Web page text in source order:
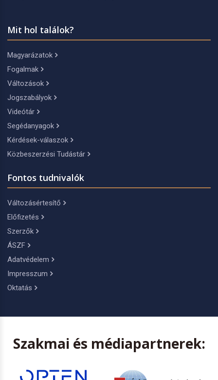
Mit hol találok?
Magyarázatok
Fogalmak
Változások
Jogszabályok
Videótár
Segédanyagok
Kérdések-válaszok
Közbeszerzési Tudástár
Fontos tudnivalók
Változásértesítő
Előfizetés
Szerzők
ÁSZF
Adatvédelem
Impresszum
Oktatás
Szakmai és médiapartnerek: